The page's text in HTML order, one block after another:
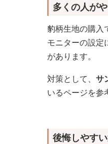
多くの人が
豹柄生地の購入
モニターの設定
があります。
対策として、 サ
いるページを参
後悔しやす